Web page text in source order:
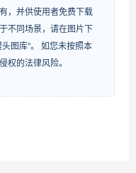
，并供使用者免费下载
不同场景，请在图片下
图库”。 如您未按照本
权的法律风险。